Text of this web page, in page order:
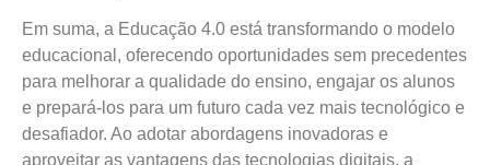
Em suma, a Educação 4.0 está transformando o modelo
educacional, oferecendo oportunidades sem precedentes
para melhorar a qualidade do ensino, engajar os alunos
e prepará-los para um futuro cada vez mais tecnológico e
desafiador. Ao adotar abordagens inovadoras e
aproveitar as vantagens das tecnologias digitais, a